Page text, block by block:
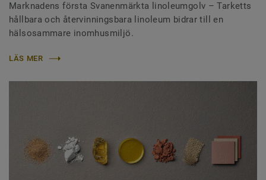
Marknadens första Svanenmärkta linoleumgolv – Tarketts
hållbara och återvinningsbara linoleum bidrar till en
hälsosammare inomhusmiljö.
LÄS MER